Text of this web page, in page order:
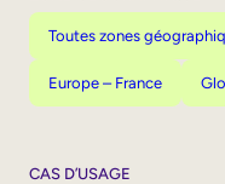
Toutes zones
Europe – France
CAS D’USAGE